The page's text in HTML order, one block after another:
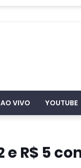
VIVO YOUTUBE
e R$ 5